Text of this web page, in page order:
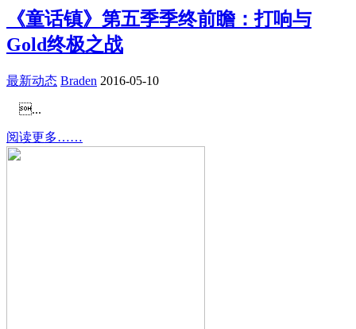
《童话镇》第五季季终前瞻：打响与
Gold终极之战
最新动态 Braden 2016-05-10
...
阅读更多……